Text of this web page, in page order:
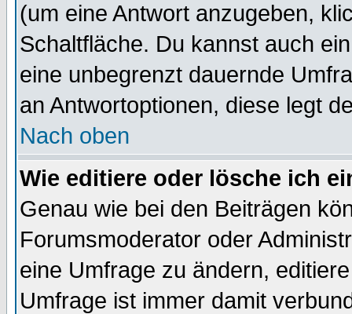
(um eine Antwort anzugeben,
Schaltfläche. Du kannst auch
eine unbegrenzt dauernde
an Antwortoptionen, diese legt
Nach oben
Wie editiere oder lösche ich
Genau wie bei den Beiträgen
Forumsmoderator oder
eine Umfrage zu ändern,
Umfrage ist immer damit